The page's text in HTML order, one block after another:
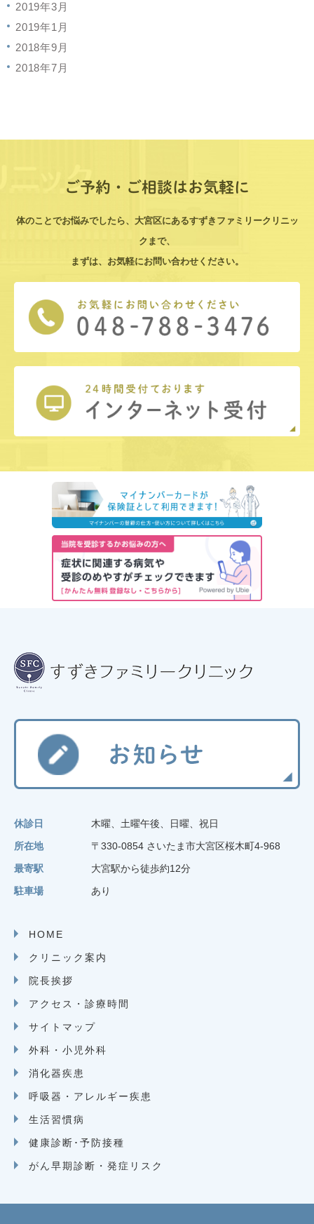
2019年3月
2019年1月
2018年9月
2018年7月
ご予約・ご相談はお気軽に
体のことでお悩みでしたら、大宮区にあるすずきファミリークリニッ
クまで、
まずは、お気軽にお問い合わせください。
休診日
木曜、土曜午後、日曜、祝日
所在地
〒330-0854 さいたま市大宮区桜木町4-968
最寄駅
大宮駅から徒歩約12分
駐車場
あり
HOME
クリニック案内
院長挨拶
アクセス・診療時間
サイトマップ
外科・小児外科
消化器疾患
呼吸器・アレルギー疾患
生活習慣病
健康診断･予防接種
がん早期診断・発症リスク